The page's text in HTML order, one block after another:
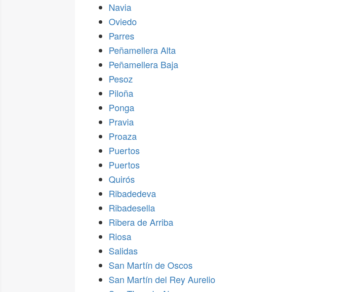
Navia
Oviedo
Parres
Peñamellera Alta
Peñamellera Baja
Pesoz
Piloña
Ponga
Pravia
Proaza
Puertos
Puertos
Quirós
Ribadedeva
Ribadesella
Ribera de Arriba
Riosa
Salidas
San Martín de Oscos
San Martín del Rey Aurelio